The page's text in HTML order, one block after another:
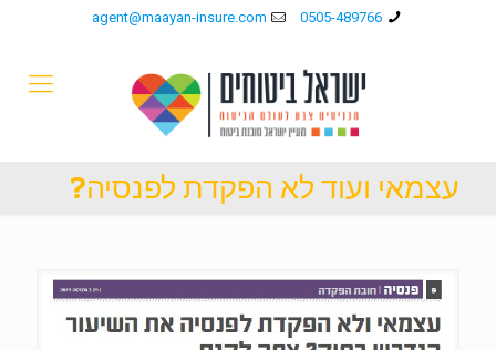
0505-489766
agent@maayan-insure.com
עצמאי ועוד לא הפקדת לפנסיה?